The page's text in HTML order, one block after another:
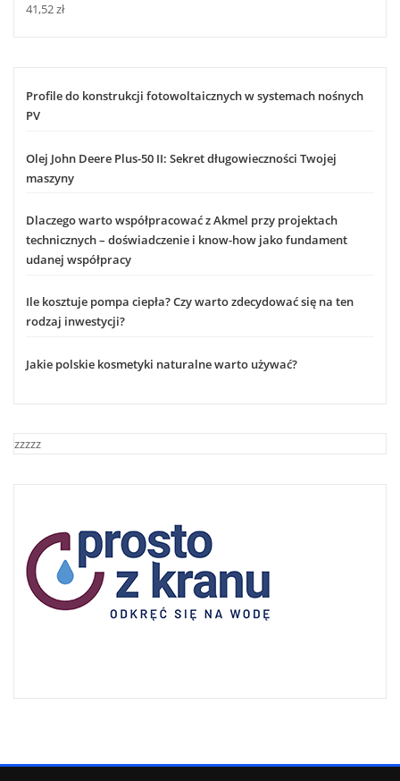
41,52zł
Profile do konstrukcji fotowoltaicznych w systemach nośnych
PV
Olej John Deere Plus-50 II: Sekret długowieczności Twojej
maszyny
Dlaczego warto współpracować z Akmel przy projektach
technicznych – doświadczenie i know-how jako fundament
udanej współpracy
Ile kosztuje pompa ciepła? Czy warto zdecydować się na ten
rodzaj inwestycji?
Jakie polskie kosmetyki naturalne warto używać?
zzzzz